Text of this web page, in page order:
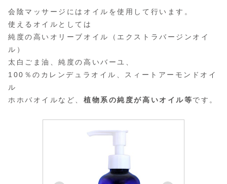
会陰マッサージにはオイルを使用して行います。
使えるオイルとしては
純度の高いオリーブオイル（エクストラバージンオイ
ル）
太白ごま油、純度の高いバーユ、
100％のカレンデュラオイル、スィートアーモンドオイ
ル
ホホバオイルなど、植物系の純度が高いオイル等です。